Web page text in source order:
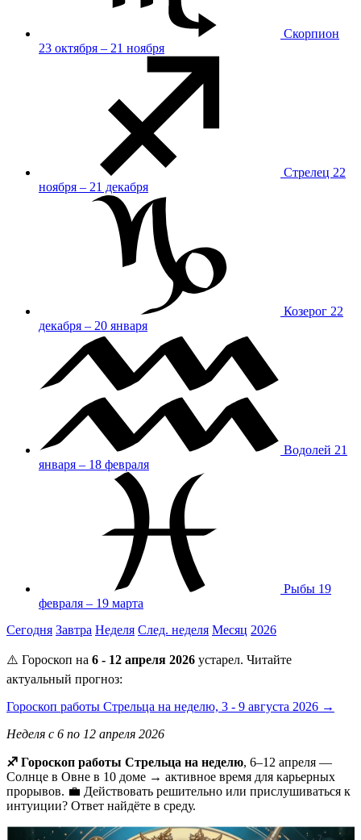
Скорпион
23 октября – 21 ноября
Стрелец 22
ноября – 21 декабря
Козерог 22
декабря – 20 января
Водолей 21
января – 18 февраля
Рыбы 19
февраля – 19 марта
Сегодня Завтра Неделя След. неделя Месяц 2026
⚠️ Гороскоп на 6 - 12 апреля 2026 устарел. Читайте
актуальный прогноз:
Гороскоп работы Стрельца на неделю, 3 - 9 августа 2026 →
Неделя с 6 по 12 апреля 2026
♐ Гороскоп работы Стрельца на неделю, 6–12 апреля —
Солнце в Овне в 10 доме → активное время для карьерных
прорывов. 💼 Действовать решительно или прислушиваться к
интуиции? Ответ найдёте в среду.